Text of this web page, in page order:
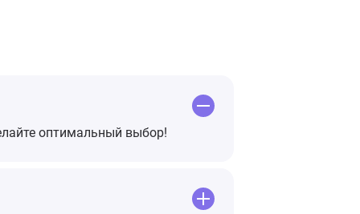
оптимальный выбор!